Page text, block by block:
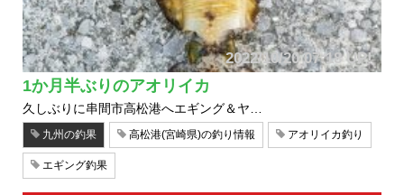
2022/10/20 07:18 UP!
1か月半ぶりのアオリイカ
久しぶりに串間市高松港へエギング＆ヤ…
九州の釣果 高松港(宮崎県)の釣り情報 アオリイカ釣り
エギング釣果